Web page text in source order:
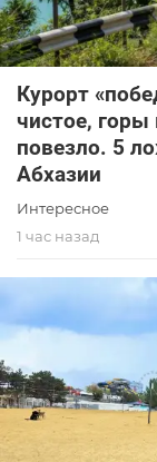
Курорт
чистое,
повезло. 5
Абхазии
Интересное
1 час назад